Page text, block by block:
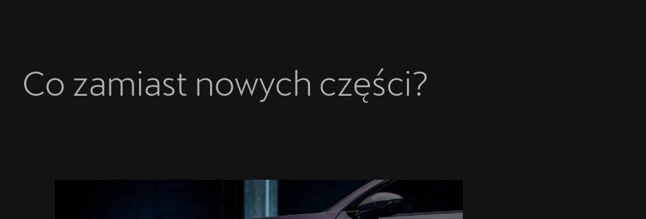
Co zamiast nowych części?